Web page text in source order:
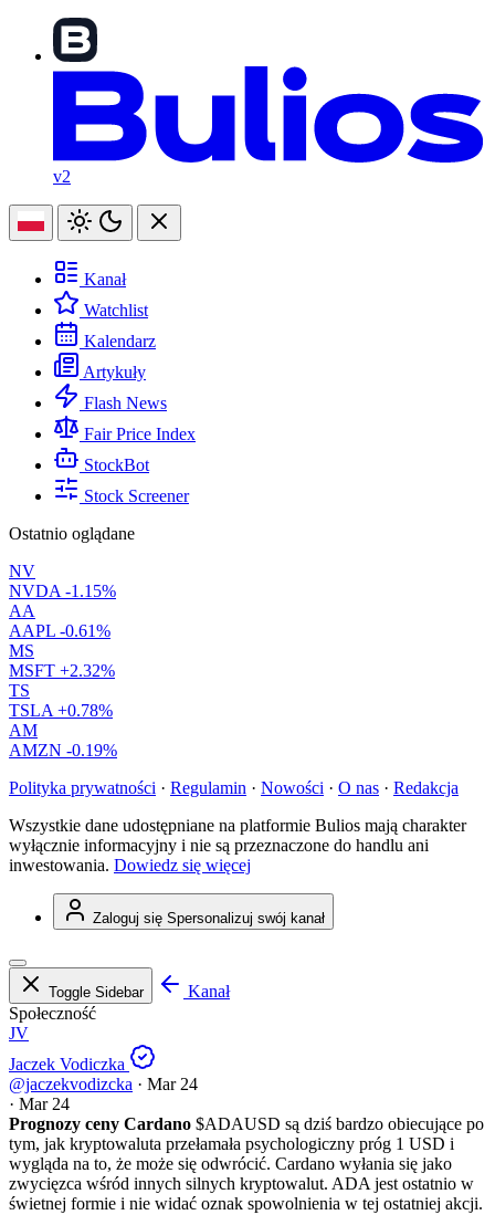
v2
Kanał
Watchlist
Kalendarz
Artykuły
Flash News
Fair Price Index
StockBot
Stock Screener
Ostatnio oglądane
NV
NVDA -1.15%
AA
AAPL -0.61%
MS
MSFT +2.32%
TS
TSLA +0.78%
AM
AMZN -0.19%
Polityka prywatności · Regulamin · Nowości · O nas · Redakcja
Wszystkie dane udostępniane na platformie Bulios mają charakter
wyłącznie informacyjny i nie są przeznaczone do handlu ani
inwestowania. Dowiedz się więcej
Zaloguj się Spersonalizuj swój kanał
Toggle Sidebar
Kanał
Społeczność
JV
Jaczek Vodiczka
@jaczekvodizcka · Mar 24
· Mar 24
Prognozy ceny Cardano $ADAUSD są dziś bardzo obiecujące po
tym, jak kryptowaluta przełamała psychologiczny próg 1 USD i
wygląda na to, że może się odwrócić. Cardano wyłania się jako
zwycięzca wśród innych silnych kryptowalut. ADA jest ostatnio w
świetnej formie i nie widać oznak spowolnienia w tej ostatniej akcji.